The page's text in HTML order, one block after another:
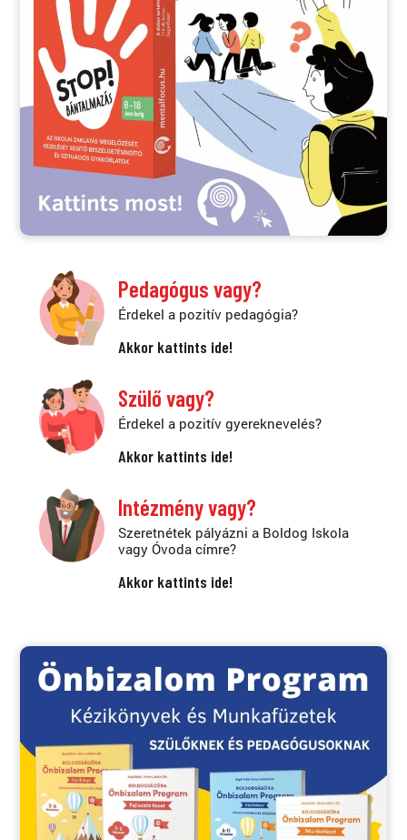
Pedagógus vagy?
Érdekel a pozitív pedagógia?
Akkor kattints ide!
Szülő vagy?
Érdekel a pozitív gyereknevelés?
Akkor kattints ide!
Intézmény vagy?
Szeretnétek pályázni a Boldog Iskola
vagy Óvoda címre?
Akkor kattints ide!